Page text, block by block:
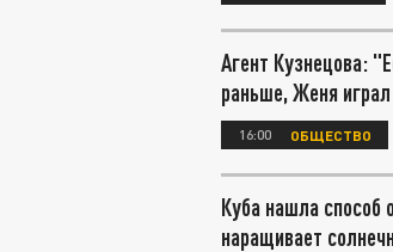
Агент Кузнецова:
раньше, Женя
16:00 ОБЩЕСТВО
Куба нашла способ
наращивает